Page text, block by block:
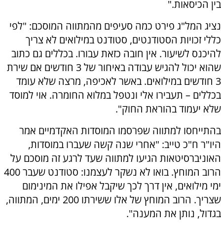
בין הכיסאות."
נציג המל"ג פירט כמה סעיפים מהמתווה המוסכם: "לפי
כללי זכויות הסטודנטים, סטודנט במילואים לא צריך
להיכנס לשיעור. אין חובה כזאת עבורו. בכללים גם כתוב
שהוא יכול להגיש עבודה באיחור של 3 חודשים אם שירת
3 חודשים במילואים. באשר לאכיפה, מרצה שלא עומד
בכללים – תעבירו אלי ונטפל במלוא החומרה. אוי למוסד
שלא יעמוד בהוראת החוק".
בהתייחסו למתווה שפרסמו המוסדות האקדמיים אמר
היו"ר ח"כ טייב: "אחרי שנה קשה שעברו במוסדות,
האוניברסיטאות הגיעו למתווה שעד לרגע זה מוסכם על
הרוב המוחץ. בואו לא נשקר לעצמנו: סטודנט שעבר 400
ימי מילואים, אין דרך לכך שיקבל אפילו את המינימום
שצריך. הרוב המוחץ של אלו ששירתו 200 ימים, המתווה,
בגדול, נותן את המענה".